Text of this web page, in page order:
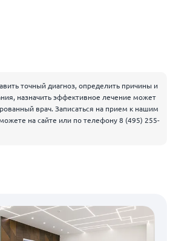
точный диагноз, определить причины и
назначить эффективное лечение может
врач. Записаться на прием к нашим
на сайте или по телефону8 (495) 255-